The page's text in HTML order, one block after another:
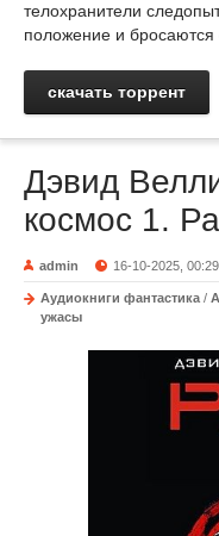
телохранители
положение и бросаются
скачать торрент
Дэвид
космос 1.
admin 16-10-2025, 00:29
Аудиокниги фантастика /
ужасы